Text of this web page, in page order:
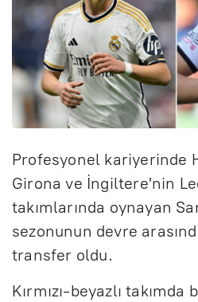
Profesyonel kariyerinde
Girona ve İngiltere'nin
takımlarında oynayan
sezonunun devre
transfer oldu.
Kırmızı-beyazlı takımda